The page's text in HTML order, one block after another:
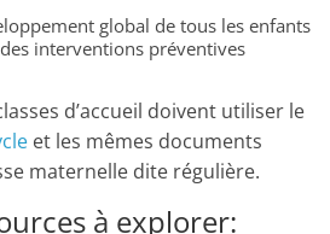
global de tous les enfants
interventions préventives
d’accueil doivent utiliser le
et les mêmes documents
maternelle dite régulière.
à explorer: